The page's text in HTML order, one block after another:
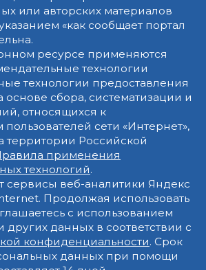
или авторских материалов
«как сообщает портал
ресурсе применяются
технологии
технологии предоставления
сбора, систематизации и
относящихся к
сети «Интернет»,
территории Российской
применения
технологий.
сервисы веб-аналитики Яндекс
Продолжая использовать
с использованием
данных в соответствии с
конфиденциальности. Срок
данных при помощи